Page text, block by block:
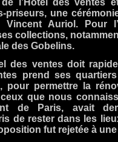
l’Hôtel des ventes
priseurs, une
Auriol. Pour
collections,
des Gobelins.
des ventes doit
prend ses
pour permettre la
que nous
de Paris, avait
de rester dans les
fut rejetée à